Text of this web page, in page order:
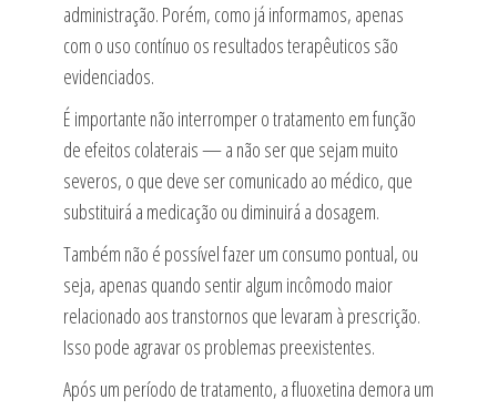
administração. Porém, como já informamos, apenas
com o uso contínuo os resultados terapêuticos são
evidenciados.
É importante não interromper o tratamento em função
de efeitos colaterais — a não ser que sejam muito
severos, o que deve ser comunicado ao médico, que
substituirá a medicação ou diminuirá a dosagem.
Também não é possível fazer um consumo pontual, ou
seja, apenas quando sentir algum incômodo maior
relacionado aos transtornos que levaram à prescrição.
Isso pode agravar os problemas preexistentes.
Após um período de tratamento, a fluoxetina demora um